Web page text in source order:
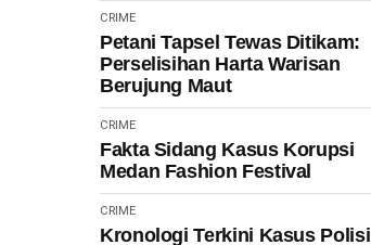
CRIME
Petani Tapsel Tewas Ditikam:
Perselisihan Harta Warisan
Berujung Maut
CRIME
Fakta Sidang Kasus Korupsi
Medan Fashion Festival
CRIME
Kronologi Terkini Kasus Polisi